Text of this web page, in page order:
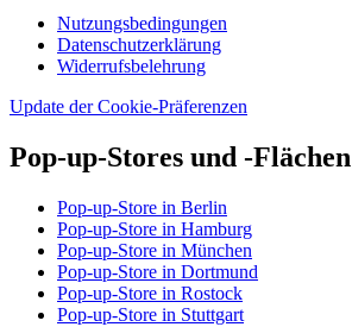
Nutzungsbedingungen
Datenschutzerklärung
Widerrufsbelehrung
Update der Cookie-Präferenzen
Pop-up-Stores und -Flächen
Pop-up-Store in Berlin
Pop-up-Store in Hamburg
Pop-up-Store in München
Pop-up-Store in Dortmund
Pop-up-Store in Rostock
Pop-up-Store in Stuttgart